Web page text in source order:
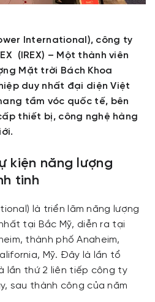
International), công ty
(IREX) – Một thành viên
Mặt trời Bách Khoa
duy nhất đại diện Việt
tầm vóc quốc tế, bên
thiết bị, công nghệ hàng
kiện năng lượng
tinh
là triển lãm năng lượng
tại Bắc Mỹ, diễn ra tại
thành phố Anaheim,
Mỹ. Đây là lần tổ
lần thứ 2 liên tiếp công ty
sau thành công của năm